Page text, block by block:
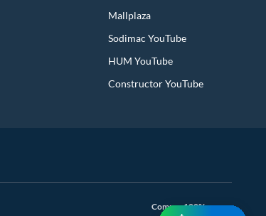
Mallplaza
Sodimac YouTube
HUM YouTube
Constructor YouTube
Compra 100% segura